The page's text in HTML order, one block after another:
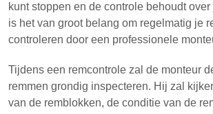
kunt stoppen en de controle behoudt
is het van groot belang om regelmatig je
controleren door een professionele
Tijdens een remcontrole zal de monteur
remmen grondig inspecteren. Hij zal
van de remblokken, de conditie van de